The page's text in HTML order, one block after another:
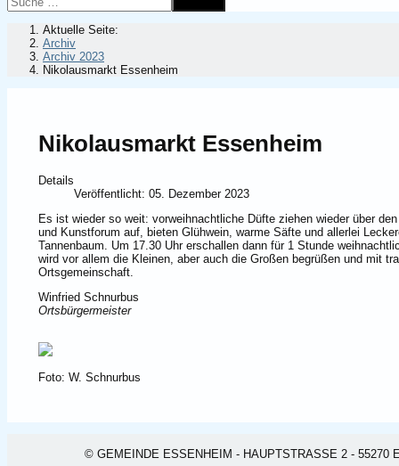
Aktuelle Seite:
Archiv
Archiv 2023
Nikolausmarkt Essenheim
Nikolausmarkt Essenheim
Details
Veröffentlicht: 05. Dezember 2023
Es ist wieder so weit: vorweihnachtliche Düfte ziehen wieder über
und Kunstforum auf, bieten Glühwein, warme Säfte und allerlei
Tannenbaum. Um 17.30 Uhr erschallen dann für 1 Stunde
wird vor allem die Kleinen, aber auch die Großen begrüßen und mit
Ortsgemeinschaft.
Winfried Schnurbus
Ortsbürgermeister
Foto: W. Schnurbus
© GEMEINDE ESSENHEIM - HAUPTSTRASSE 2 - 55270